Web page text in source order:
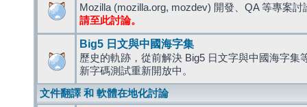
Mozilla (mozilla.org, mozdev) 開發、QA 等專案討
請至此討論。
Big5 日文與中國海字集
歷史的軌跡，從前解決 Big5 日文字與中國海字集
新字碼測試重新開放中。
文件翻譯 和 軟體在地化討論